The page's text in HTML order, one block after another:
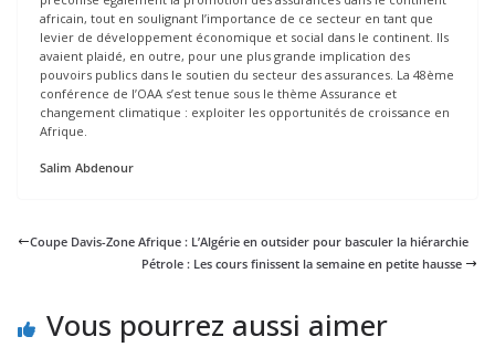
africain, tout en soulignant l’importance de ce secteur en tant que
levier de développement économique et social dans le continent. Ils
avaient plaidé, en outre, pour une plus grande implication des
pouvoirs publics dans le soutien du secteur des assurances. La 48ème
conférence de l’OAA s’est tenue sous le thème Assurance et
changement climatique : exploiter les opportunités de croissance en
Afrique.
Salim Abdenour
Coupe Davis-Zone Afrique : L’Algérie en outsider pour basculer la hiérarchie
Pétrole : Les cours finissent la semaine en petite hausse
Vous pourrez aussi aimer